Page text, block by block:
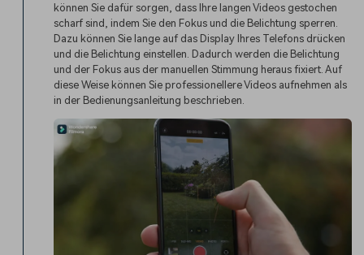
können Sie dafür sorgen, dass Ihre langen Videos gestochen
scharf sind, indem Sie den Fokus und die Belichtung sperren.
Dazu können Sie lange auf das Display Ihres Telefons drücken
und die Belichtung einstellen. Dadurch werden die Belichtung
und der Fokus aus der manuellen Stimmung heraus fixiert. Auf
diese Weise können Sie professionellere Videos aufnehmen als
in der Bedienungsanleitung beschrieben.